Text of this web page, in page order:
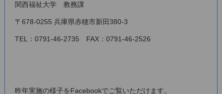
関西福祉大学 教務課
〒678-0255 兵庫県赤穂市新田380-3
TEL：0791-46-2735 FAX：0791-46-2526
昨年実施の様子をFacebookでご覧いただけます。